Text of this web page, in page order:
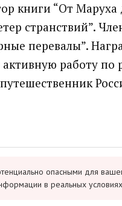
книги “От Маруха
странствий”.
перевалы”.
работу по
опасными для
в реальных